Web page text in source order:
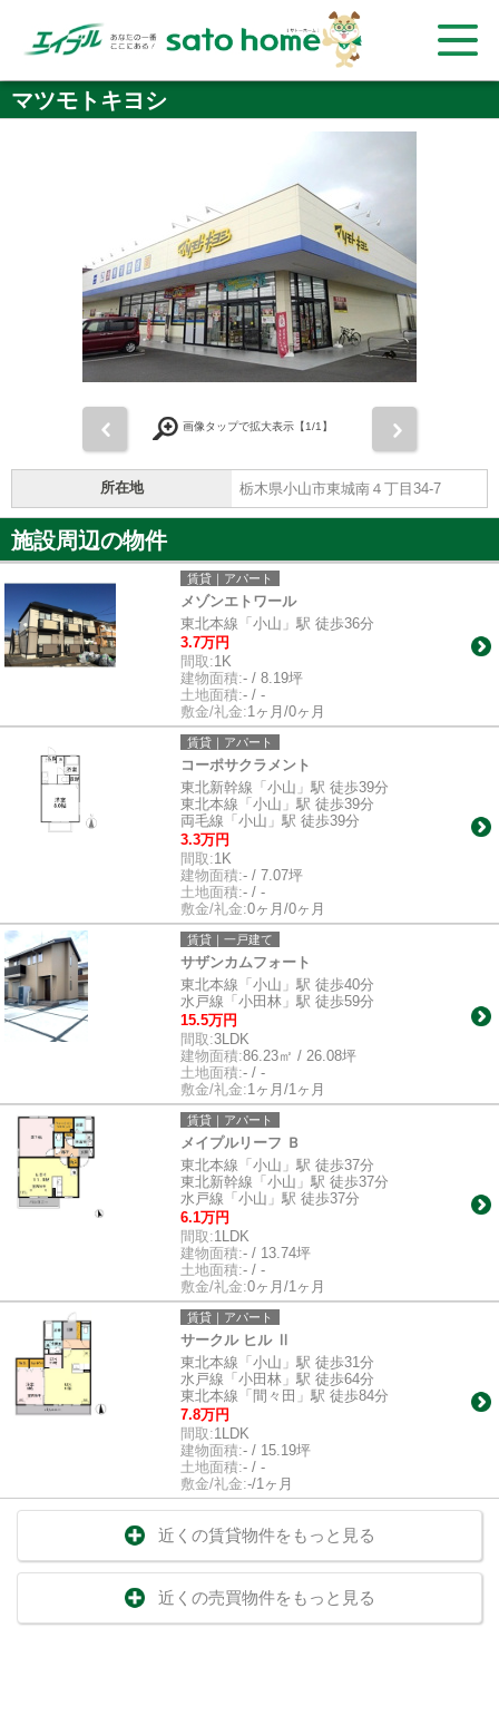
マツモトキヨシ
画像タップで拡大表示【1/1】
所在地 栃木県小山市東城南４丁目34-7
施設周辺の物件
賃貸｜アパート
メゾンエトワール
東北本線「小山」駅 徒歩36分
3.7万円
間取:1K
建物面積:- / 8.19坪
土地面積:- / -
敷金/礼金:1ヶ月/0ヶ月
賃貸｜アパート
コーポサクラメント
東北新幹線「小山」駅 徒歩39分
東北本線「小山」駅 徒歩39分
両毛線「小山」駅 徒歩39分
3.3万円
間取:1K
建物面積:- / 7.07坪
土地面積:- / -
敷金/礼金:0ヶ月/0ヶ月
賃貸｜一戸建て
サザンカムフォート
東北本線「小山」駅 徒歩40分
水戸線「小田林」駅 徒歩59分
15.5万円
間取:3LDK
建物面積:86.23㎡ / 26.08坪
土地面積:- / -
敷金/礼金:1ヶ月/1ヶ月
賃貸｜アパート
メイプルリーフ Ｂ
東北本線「小山」駅 徒歩37分
東北新幹線「小山」駅 徒歩37分
水戸線「小山」駅 徒歩37分
6.1万円
間取:1LDK
建物面積:- / 13.74坪
土地面積:- / -
敷金/礼金:0ヶ月/1ヶ月
賃貸｜アパート
サークル ヒル Ⅱ
東北本線「小山」駅 徒歩31分
水戸線「小田林」駅 徒歩64分
東北本線「間々田」駅 徒歩84分
7.8万円
間取:1LDK
建物面積:- / 15.19坪
土地面積:- / -
敷金/礼金:-/1ヶ月
近くの賃貸物件をもっと見る
近くの売買物件をもっと見る